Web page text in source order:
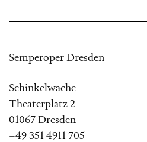
Semperoper Dresden
Schinkelwache
Theaterplatz 2
01067 Dresden
+49 351 4911 705